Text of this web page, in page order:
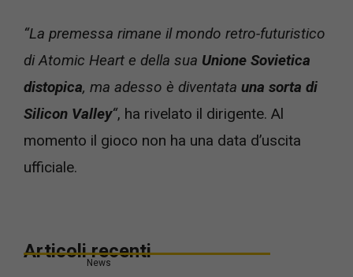
“La premessa rimane il mondo retro-futuristico
di Atomic Heart e della sua Unione Sovietica
distopica, ma adesso è diventata una sorta di
Silicon Valley“, ha rivelato il dirigente. Al
momento il gioco non ha una data d’uscita
ufficiale.
Articoli recenti
News